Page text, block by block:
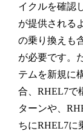
イクルを確認
が提供される
の乗り換えも
が必要です。
テムを新規に
合、RHEL7で
ターンや、
ちにRHEL7に